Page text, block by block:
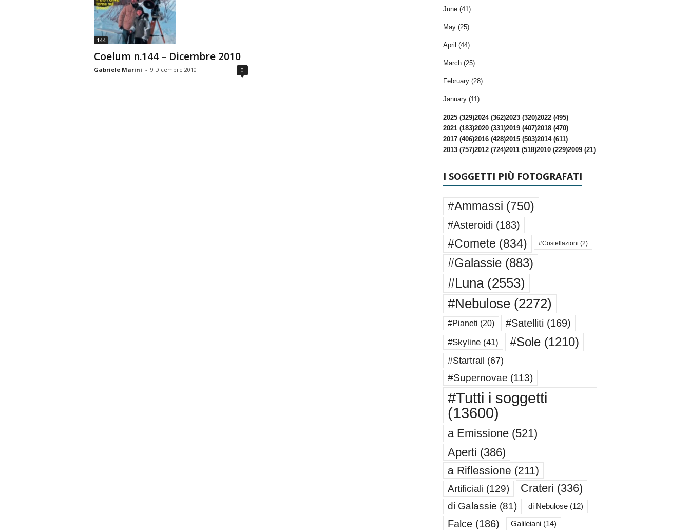
a
144
Coelum n.144 – Dicembre 2010
Gabriele Marini - 9 Dicembre 2010 0
June (41)
May (25)
April (44)
March (25)
February (28)
January (11)
2025 (329)2024 (362)2023 (320)2022 (495)
2021 (183)2020 (331)2019 (407)2018 (470)
2017 (406)2016 (428)2015 (503)2014 (611)
2013 (757)2012 (724)2011 (518)2010 (229)2009 (21)
I SOGGETTI PIÙ FOTOGRAFATI
#Ammassi (750)
#Asteroidi (183)
#Comete (834) #Costellazioni (2)
#Galassie(883)
#Luna(2553)
#Nebulose(2272)
#Pianeti (20) #Satelliti (169)
#Skyline(41) #Sole(1210)
#Startrail (67)
#Supernovae (113)
#Tutti i soggetti
(13600)
a Emissione(521)
Aperti (386)
a Riflessione (211)
Artificiali (129) Crateri (336)
di Galassie (81) di Nebulose(12)
Falce(186) Galileiani(14)